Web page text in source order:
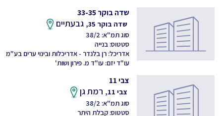
שדה בוקר 33-35
שדה בוקר 35, גבעתיים
סוג תמ"א: 38/2
סטטוס: בנייה
אדריכל: רן בלנדר - אדריכלות ובינוי ערים בע"מ
עו"ד יזם: עו"ד מ. פירון ושות'
צבי 11
צבי 11, רמת גן
סוג תמ"א: 38/2
סטטוס: קבלת היתר